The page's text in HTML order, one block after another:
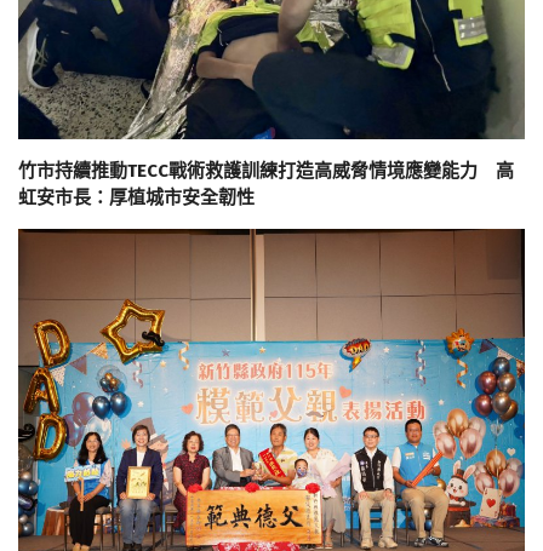
竹市持續推動TECC戰術救護訓練打造高威脅情境應變能力 高
虹安市長：厚植城市安全韌性